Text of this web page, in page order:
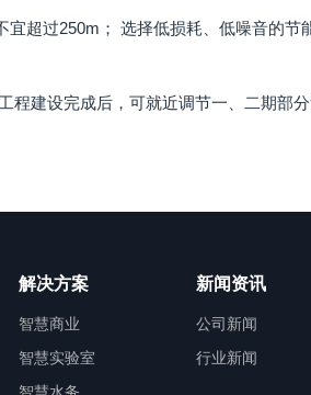
超过250m； 选择低损耗、低噪音的
程建设完成后，可就近调节一、二期部分
解决方案
智慧商业
智慧实验室
新闻资讯
公司新闻
行业新闻